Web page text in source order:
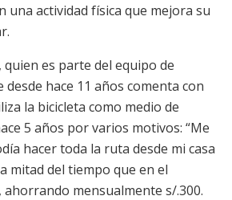
una actividad física que mejora su
quien es parte del equipo de
desde hace 11 años comenta con
la bicicleta como medio de
5 años por varios motivos: “Me
hacer toda la ruta desde mi casa
mitad del tiempo que en el
mensualmente s/.300.